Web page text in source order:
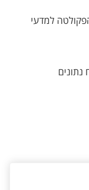
למדעי
נתונים